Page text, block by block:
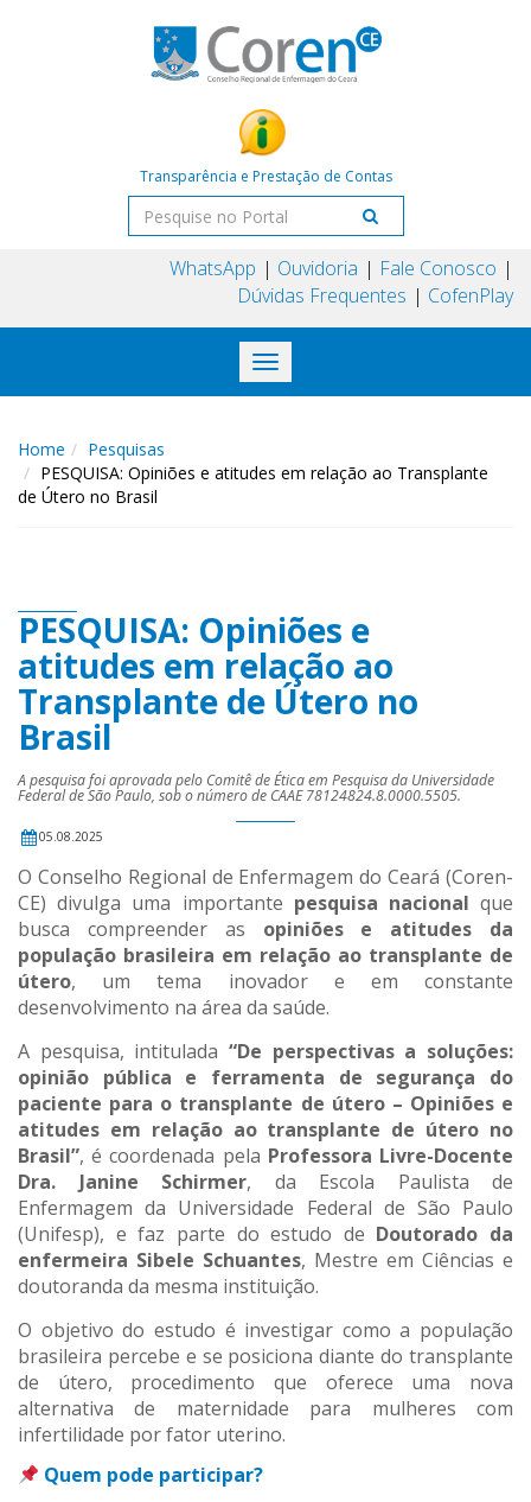
Transparência e Prestação de Contas
WhatsApp Ouvidoria
Fale Conosco
Dúvidas Frequentes
CofenPlay
Toggle
navigation
Home
Pesquisas
PESQUISA: Opiniões e atitudes em relação ao Transplante
de Útero no Brasil
PESQUISA: Opiniões e
atitudes em relação ao
Transplante de Útero no
Brasil
A pesquisa foi aprovada pelo Comitê de Ética em Pesquisa da Universidade
Federal de São Paulo, sob o número de CAAE 78124824.8.0000.5505.
05.08.2025
O Conselho Regional de Enfermagem do Ceará (Coren-
CE) divulga uma importante pesquisa nacional que
busca compreender as opiniões e atitudes da
população brasileira em relação ao transplante de
útero, um tema inovador e em constante
desenvolvimento na área da saúde.
A pesquisa, intitulada “De perspectivas a soluções:
opinião pública e ferramenta de segurança do
paciente para o transplante de útero – Opiniões e
atitudes em relação ao transplante de útero no
Brasil”, é coordenada pela Professora Livre-Docente
Dra. Janine Schirmer, da Escola Paulista de
Enfermagem da Universidade Federal de São Paulo
(Unifesp), e faz parte do estudo de Doutorado da
enfermeira Sibele Schuantes, Mestre em Ciências e
doutoranda da mesma instituição.
O objetivo do estudo é investigar como a população
brasileira percebe e se posiciona diante do transplante
de útero, procedimento que oferece uma nova
alternativa de maternidade para mulheres com
infertilidade por fator uterino.
Quem pode participar?